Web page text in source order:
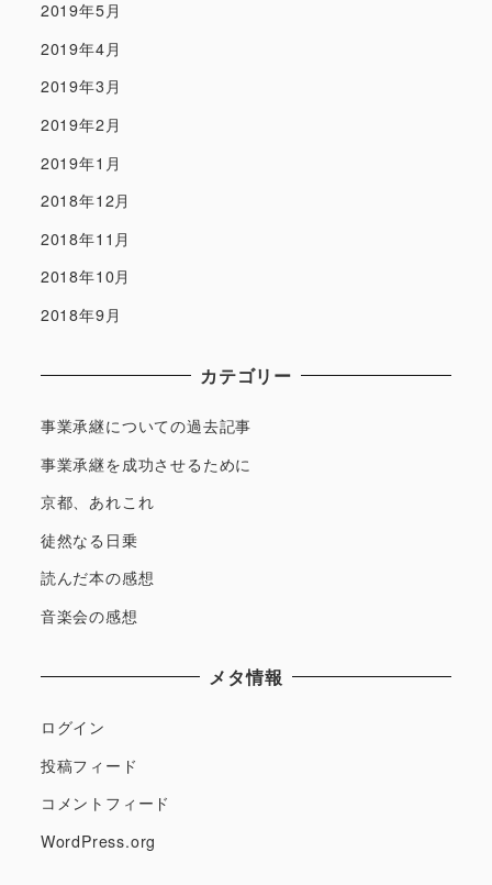
2019年5月
2019年4月
2019年3月
2019年2月
2019年1月
2018年12月
2018年11月
2018年10月
2018年9月
カテゴリー
事業承継についての過去記事
事業承継を成功させるために
京都、あれこれ
徒然なる日乗
読んだ本の感想
音楽会の感想
メタ情報
ログイン
投稿フィード
コメントフィード
WordPress.org